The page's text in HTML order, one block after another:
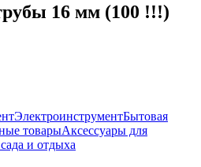
16 мм (100 !!!)
ЭлектроинструментБытовая
товарыАксессуары для
и отдыха